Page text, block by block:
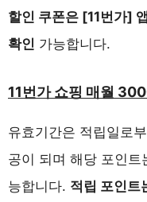
할인 쿠폰은 [11번가]
확인 가능합니다.
11번가 쇼핑 매월
유효기간은 적립일로
공이 되며 해당 포인
능합니다. 적립 포인트